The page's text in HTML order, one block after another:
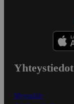
Yhteystiedot
Myymälät